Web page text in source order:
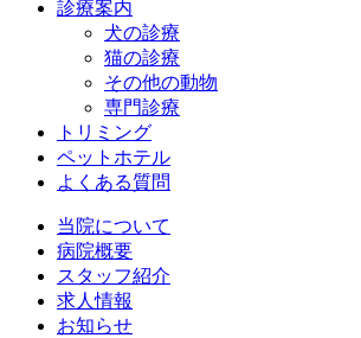
診療案内
犬の診療
猫の診療
その他の動物
専門診療
トリミング
ペットホテル
よくある質問
当院について
病院概要
スタッフ紹介
求人情報
お知らせ